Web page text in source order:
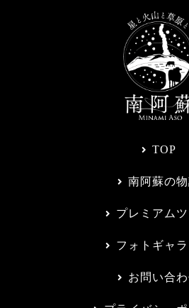
TOP
南阿蘇の
プレミアム
フォトギャ
お問い合